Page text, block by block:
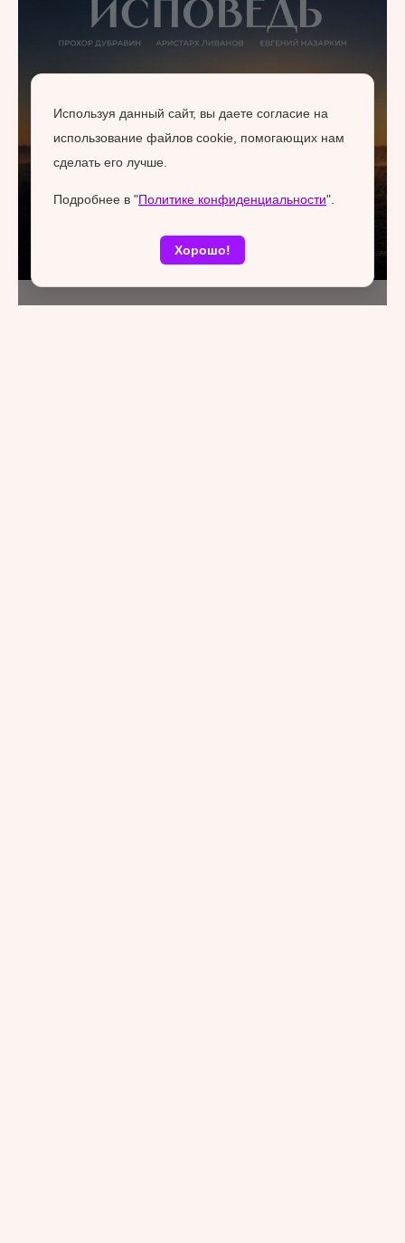
Используя данный сайт, вы даете согласие на
использование файлов cookie, помогающих нам
сделать его лучше.
Подробнее в "Политике конфиденциальности".
Хорошо!